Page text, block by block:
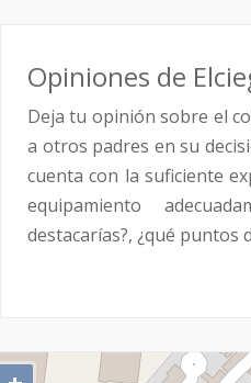
Opiniones de
Deja tu opinión sobre el
a otros padres en su
cuenta con la suficiente
equipamiento
destacarías?, ¿qué puntos